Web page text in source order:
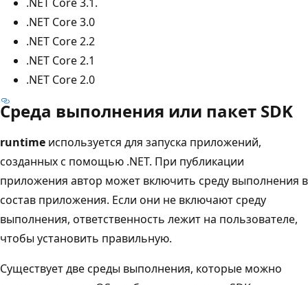
.NET Core 3.0
.NET Core 2.2
.NET Core 2.1
.NET Core 2.0
Среда выполнения или пакет SDK
runtime используется для запуска приложений,
созданных с помощью .NET. При публикации
приложения автор может включить среду выполнения в
состав приложения. Если они не включают среду
выполнения, ответственность лежит на пользователе,
чтобы установить правильную.
Существует две среды выполнения, которые можно